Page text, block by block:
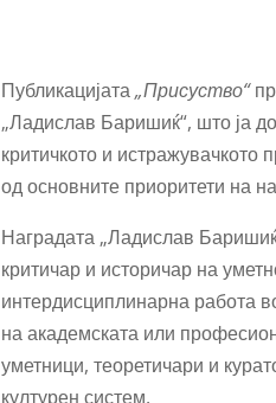
Публикацијата„Присуство“
„Ладислав Баришиќ“, што ја
критичкото и
од основните приоритети на
Наградата „Ладислав
критичар и историчар на
интердисциплинарна работа
на академската или
уметници, теоретичари и
културен систем.